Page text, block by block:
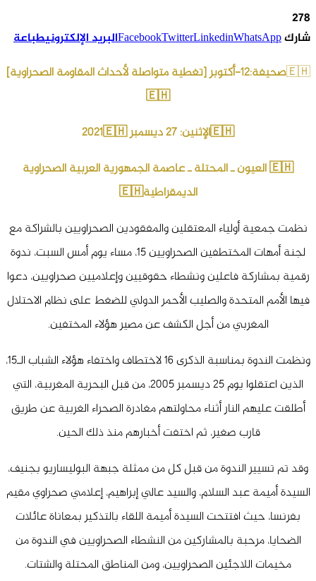
278
شارك
FacebookTwitterLinkedinWhatsApp البريد الإلكترونيطباعة
🇪🇭
صحيفة:12-أكتوبر [تغطية متواصلة لأحداث المقاومة الصحراوية]
🇪🇭
🇪🇭الإثنين: 27 ديسمبر 2021🇪🇭
🇪🇭 العيون ـ المحتلة ـ عاصمة الجمهورية العربية الصحراوية
الديمقراطية🇪🇭
نظمت جمعية أولياء المعتقلين والمفقودين الصحراويين بالشراكة مع
لجنة أمهات المختطفين الصحراويين15، مساء يوم أمس السبت، ندوة
رقمية بمشاركة فاعلين ونشطاء حقوقيين وإعلاميين صحراويين، دعوا
فيها الأمم المتحدة والصليب الأحمر الدولي للضغط على نظام الاحتلال
المغربي من أجل الكشف عن مصير هؤلاء المختفين.
ونظمت الندوة بمناسبة الذكرى16لاختطاف واختفاء هؤلاء الشباب الـ15،
الذين اعتقلوا يوم25ديسمبر2005، من قبل البحرية المغربية، التي
أطلقت عليهم النار أثناء محاولتهم مغادرة الصحراء الغربية عن طريق
قارب صغير، ثم اختفت أخبارهم منذ ذلك الحين.
وقد تم تسيير الندوة من قبل كل من ممثلة جبهة البوليساريو بجنيف،
السيدة أميمة عبد السلام، والسيد عالي إبراهيم، إعلامي صحراوي مقيم
بفرنسا، حيث افتتحت السيدة أميمة اللقاء بالتذكير بمعاناة عائلات
الضحايا، مرحبة بالمشاركين من النشطاء الصحراويين في الندوة من
مخيمات اللاجئين الصحراويين، ومن المناطق المحتلة والشتات.